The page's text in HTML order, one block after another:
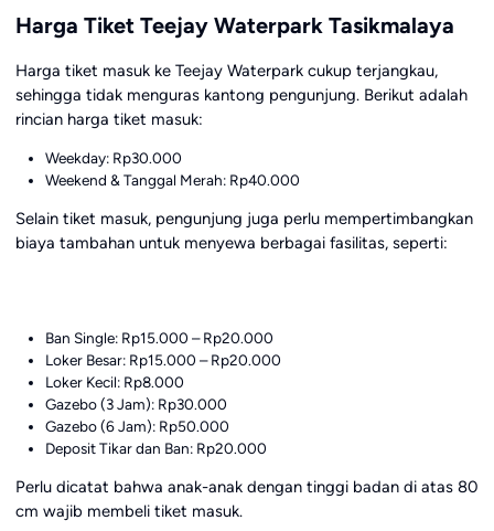
Harga Tiket Teejay Waterpark Tasikmalaya
Harga tiket masuk ke Teejay Waterpark cukup terjangkau,
sehingga tidak menguras kantong pengunjung. Berikut adalah
rincian harga tiket masuk:
Weekday: Rp30.000
Weekend & Tanggal Merah: Rp40.000
Selain tiket masuk, pengunjung juga perlu mempertimbangkan
biaya tambahan untuk menyewa berbagai fasilitas, seperti:
Ban Single: Rp15.000 – Rp20.000
Loker Besar: Rp15.000 – Rp20.000
Loker Kecil: Rp8.000
Gazebo (3 Jam): Rp30.000
Gazebo (6 Jam): Rp50.000
Deposit Tikar dan Ban: Rp20.000
Perlu dicatat bahwa anak-anak dengan tinggi badan di atas 80
cm wajib membeli tiket masuk.